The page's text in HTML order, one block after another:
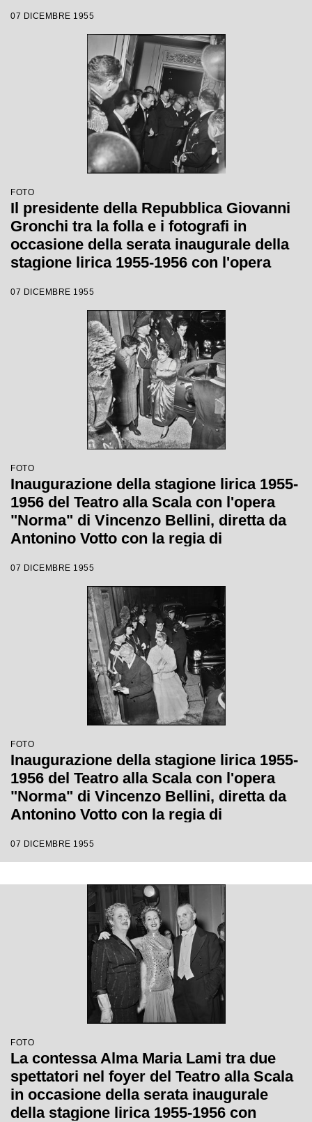
1955-1956 con l'opera "Norma" di
Vincenzo Bellini, diretta da Antonino
Votto, con la regia di Margherita
07 DICEMBRE 1955
FOTO
Il presidente della Repubblica Giovanni
Gronchi tra la folla e i fotografi in
occasione della serata inaugurale della
stagione lirica 1955-1956 con l'opera
Antonino Votto, con la regia di
Margherita Wallmann
07 DICEMBRE 1955
FOTO
Inaugurazione della stagione lirica 1955-
1956 del Teatro alla Scala con l'opera
"Norma" di Vincenzo Bellini, diretta da
Antonino Votto con la regia di
07 DICEMBRE 1955
FOTO
Inaugurazione della stagione lirica 1955-
1956 del Teatro alla Scala con l'opera
"Norma" di Vincenzo Bellini, diretta da
Antonino Votto con la regia di
07 DICEMBRE 1955
FOTO
La contessa Alma Maria Lami tra due
spettatori nel foyer del Teatro alla Scala
in occasione della serata inaugurale
della stagione lirica 1955-1956 con